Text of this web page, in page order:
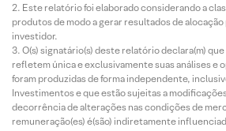
Este relatório foi elaborado considerando a
produtos de modo a gerar resultados de alocação
investidor.
O(s) signatário(s) deste relatório declara(m)
refletem única e exclusivamente suas análises e
foram produzidas de forma independente,
Investimentos e que estão sujeitas a
decorrência de alterações nas condições de
remuneração(es) é(são) indiretamente